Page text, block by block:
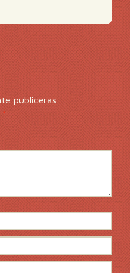
publiceras.
*